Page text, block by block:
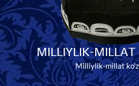
MILLIYLIK-MILLAT
Milliylik-millat